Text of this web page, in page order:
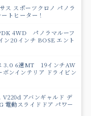
ス スポーツクロノ パノラ
トヒーター！
4WD パノラマルーフ
ン20インチ BOSE エント
3.0 6速MT 19インチAW
ンインテリア ドライビン
V220d アバンギャルド デ
電動スライドドア パワ－